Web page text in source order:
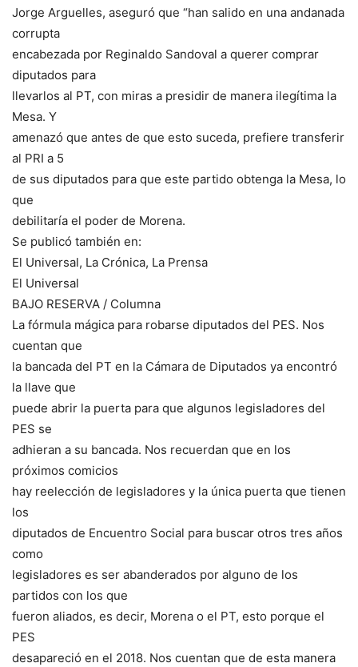
Jorge Arguelles, aseguró que “han salido en una andanada
corrupta
encabezada por Reginaldo Sandoval a querer comprar
diputados para
llevarlos al PT, con miras a presidir de manera ilegítima la
Mesa. Y
amenazó que antes de que esto suceda, prefiere transferir
al PRI a 5
de sus diputados para que este partido obtenga la Mesa, lo
que
debilitaría el poder de Morena.
Se publicó también en:
El Universal, La Crónica, La Prensa
El Universal
BAJO RESERVA / Columna
La fórmula mágica para robarse diputados del PES. Nos
cuentan que
la bancada del PT en la Cámara de Diputados ya encontró
la llave que
puede abrir la puerta para que algunos legisladores del
PES se
adhieran a su bancada. Nos recuerdan que en los
próximos comicios
hay reelección de legisladores y la única puerta que tienen
los
diputados de Encuentro Social para buscar otros tres años
como
legisladores es ser abanderados por alguno de los
partidos con los que
fueron aliados, es decir, Morena o el PT, esto porque el
PES
desapareció en el 2018. Nos cuentan que de esta manera